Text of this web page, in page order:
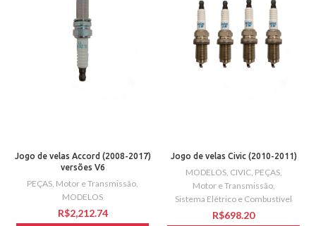
Jogo de velas Accord (2008-2017)
versões V6
PEÇAS, Motor e Transmissão,
MODELOS
R$
Jogo de velas Civic (2010-2011)
MODELOS, CIVIC, PEÇAS,
Motor e Transmissão,
Sistema Elétrico e Combustível
R$